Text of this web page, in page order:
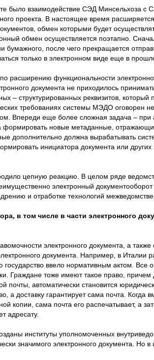
было взаимодействие СЭД Минсельхоза с
проекта. В настоящее время расширяется
обмен которыми будет
обмен осуществляется поэтапно.
бумажного, после чего прекращается
только в электронном виде еще в
расширению функциональности
документа не приходилось
– структурированных реквизитов, который
требованиях системы МЭДО оговорен
Впереди еще более сложная задача – при
формировать новые метаданные,
дополнительно должна вырабатывать
инициатора документа или
цепную реакцию. В целом ряде
электронный
и отработке технологий
в том числе в части электронного
электронного документа, а также
документа. Например, в Италии
ввело нормативным актом. Все
Граждане тоже имеют такое право, причем
почты, автоматически становится
а доставку гарантирует сама почта. Когда
копии, сама почта его распечатывает, а
адресату.
институты уполномоченных
значимого электронного документа. Но